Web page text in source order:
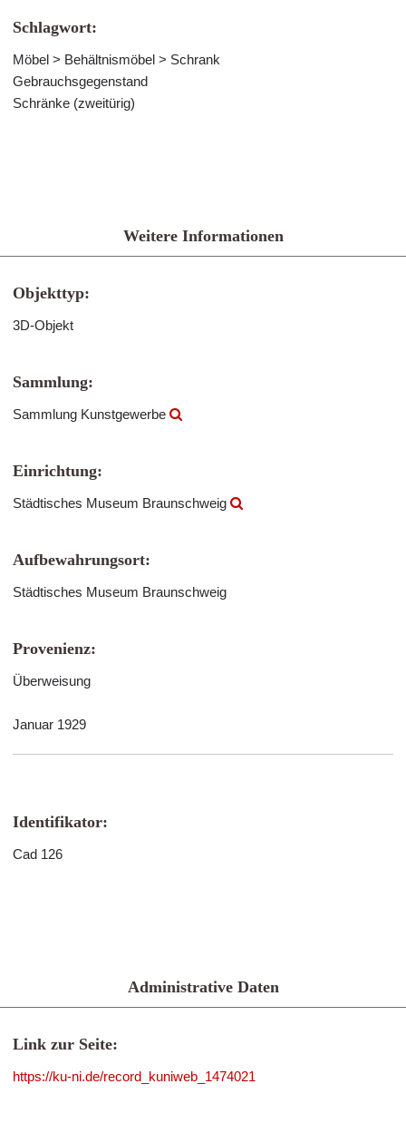
Schlagwort:
Möbel > Behältnismöbel > Schrank
Gebrauchsgegenstand
Schränke (zweitürig)
Weitere Informationen
Objekttyp:
3D-Objekt
Sammlung:
Sammlung Kunstgewerbe
Einrichtung:
Städtisches Museum Braunschweig
Aufbewahrungsort:
Städtisches Museum Braunschweig
Provenienz:
Überweisung
Januar 1929
Identifikator:
Cad 126
Administrative Daten
Link zur Seite:
https://ku-ni.de/record_kuniweb_1474021